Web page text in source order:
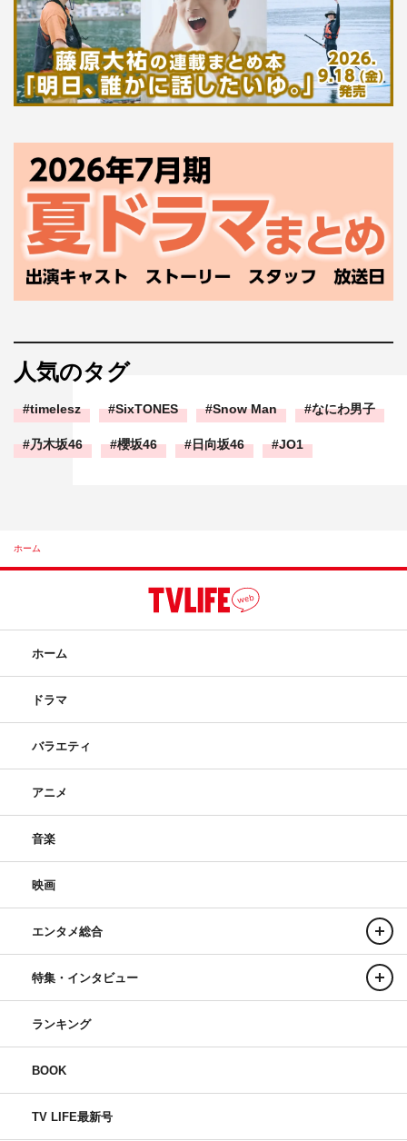
人気のタグ
timelesz SixTONES Snow Man なにわ男子
乃木坂46 櫻坂46 日向坂46 JO1
ホーム
ホーム
ドラマ
バラエティ
アニメ
音楽
映画
エンタメ総合
特集・インタビュー
ランキング
BOOK
TV LIFE最新号